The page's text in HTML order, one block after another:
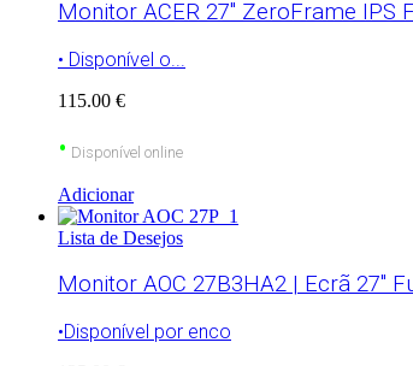
Monitor ACER 27″ ZeroFrame IPS
• Disponível o...
115.00 €
• Disponível online
Adicionar
Lista de Desejos
Monitor AOC 27B3HA2 | Ecrã 27″
•Disponível por enco